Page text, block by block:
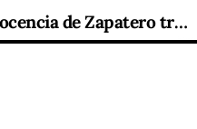
El Gobierno defiende la inocencia de Zapatero tras su imputación en el 'caso Plus Ultra' al asegurar que no existen pruebas documentales